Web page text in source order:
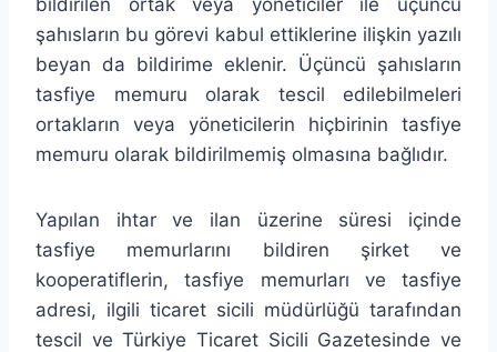
şahısların bu görevi kabul ettiklerine ilişkin yazılı
beyan da bildirime eklenir. Üçüncü şahısların
tasfiye memuru olarak tescil edilebilmeleri
ortakların veya yöneticilerin hiçbirinin tasfiye
memuru olarak bildirilmemiş olmasına bağlıdır.
Yapılan ihtar ve ilan üzerine süresi içinde
tasfiye memurlarını bildiren şirket ve
kooperatiflerin, tasfiye memurları ve tasfiye
adresi, ilgili ticaret sicili müdürlüğü tarafından
tescil ve Türkiye Ticaret Sicili Gazetesinde ve